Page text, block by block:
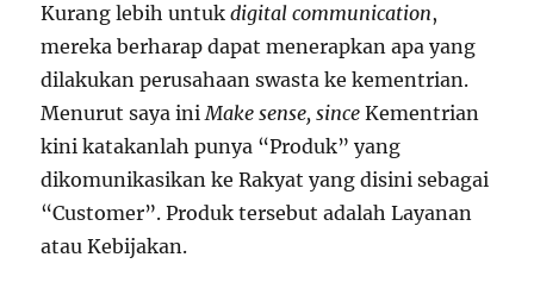
Kurang lebih untukdigital communication,
mereka berharap dapat menerapkan apa yang
dilakukan perusahaan swasta ke kementrian.
Menurut saya iniMake sense, since Kementrian
kini katakanlah punya “Produk” yang
dikomunikasikan ke Rakyat yang disini sebagai
“Customer”. Produk tersebut adalah Layanan
atau Kebijakan.